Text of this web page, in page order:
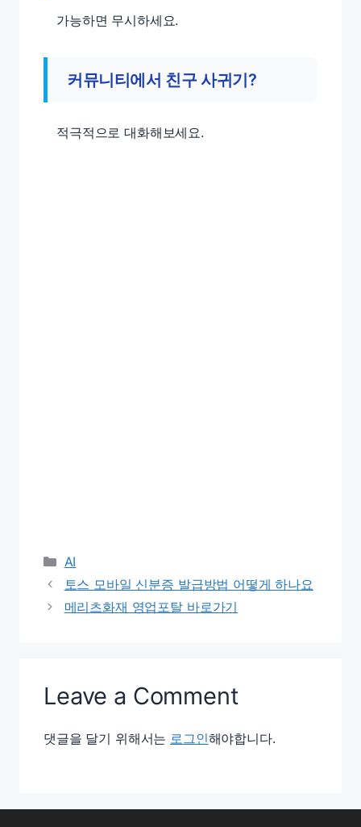
가능하면 무시하세요.
커뮤니티에서 친구 사귀기?
적극적으로 대화해보세요.
Categories
AI
토스 모바일 신분증 발급방법 어떻게 하나요
메리츠화재 영업포탈 바로가기
Leave a Comment
댓글을 달기 위해서는 로그인해야합니다.